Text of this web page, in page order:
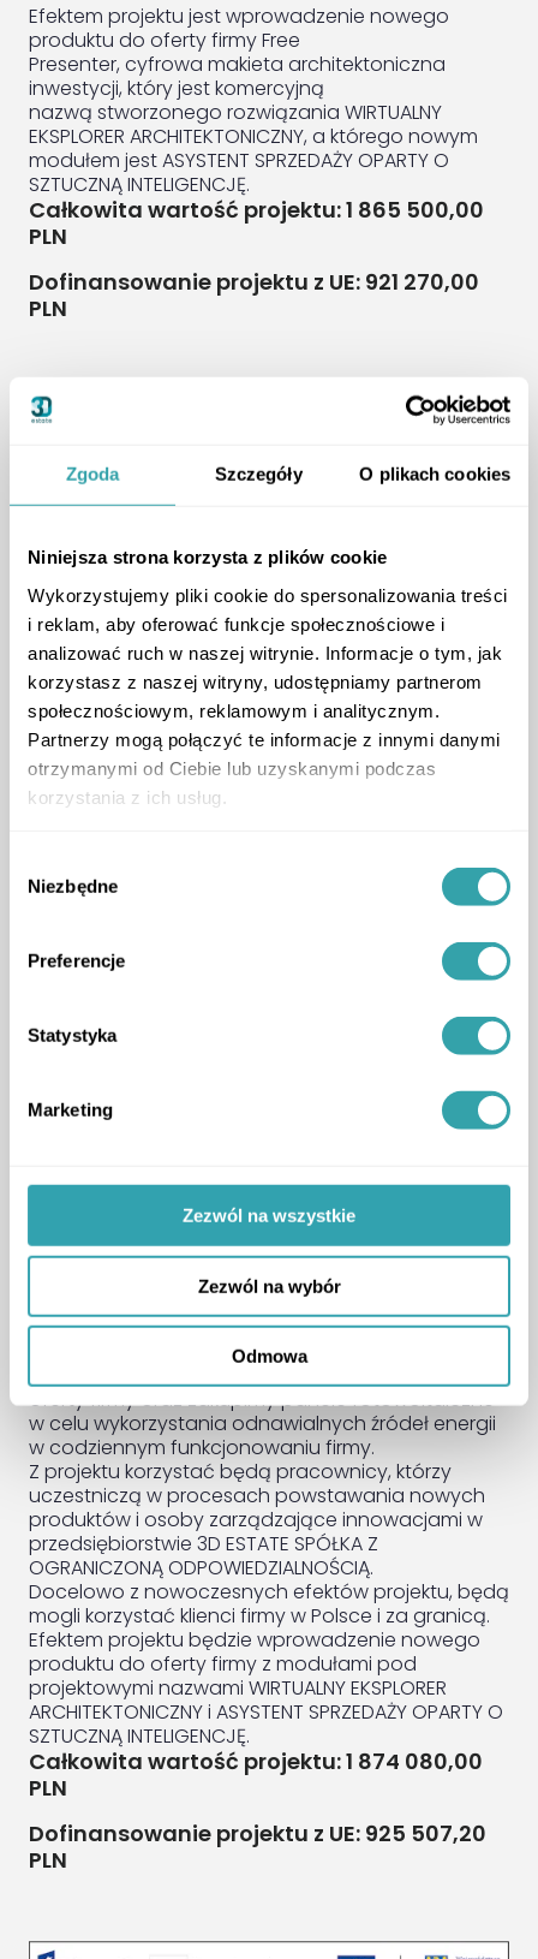
Zgoda Szczegóły O plikach cookies
Niniejsza strona korzysta z plików cookie
Wykorzystujemy pliki cookie do spersonalizowania treści
i reklam, aby oferować funkcje społecznościowe i
analizować ruch w naszej witrynie. Informacje o tym, jak
korzystasz z naszej witryny, udostępniamy partnerom
społecznościowym, reklamowym i analitycznym.
Partnerzy mogą połączyć te informacje z innymi danymi
otrzymanymi od Ciebie lub uzyskanymi podczas
korzystania z ich usług.
zgody
Niezbędne
Preferencje
Statystyka
Marketing
Zezwól na wszystkie
Zezwól na wybór
Odmowa
Efektem projektu jest wprowadzenie nowego
produktu do oferty firmy Free
Presenter, cyfrowa makieta architektoniczna
inwestycji, który jest komercyjną
nazwą stworzonego rozwiązania WIRTUALNY
EKSPLORER ARCHITEKTONICZNY, a którego nowym
modułem jest ASYSTENT SPRZEDAŻY OPARTY O
SZTUCZNĄ INTELIGENCJĘ.
Całkowita wartość projektu: 1 865 500,00
PLN
Dofinansowanie projektu z UE: 921 270,00
PLN
Firma 3D Estate Sp. z
o.o. w latach 2023-
2024 realizuje
dofinansowany z
Funduszy
„Wprowadzenie nowego
szansą na wzrost jej
konkurencyjności.”
Projekt realizujemy, aby wzmocnić potencjał i
wprowadzić innowacyjne rozwiązania w
W projekcie planujemy utworzyć nowe miejsca
pracy. Kupimy wartości niematerialne i prawne,
które posłużą do wdrożenia nowego produktu do
oferty firmy oraz zakupimy panele fotowoltaiczne
w celu wykorzystania odnawialnych źródeł energii
w codziennym funkcjonowaniu firmy.
Z projektu korzystać będą pracownicy, którzy
uczestniczą w procesach powstawania nowych
produktów i osoby zarządzające innowacjami w
przedsiębiorstwie 3D ESTATE SPÓŁKA Z
OGRANICZONĄ ODPOWIEDZIALNOŚCIĄ.
Docelowo z nowoczesnych efektów projektu, będą
mogli korzystać klienci firmy w Polsce i za granicą.
Efektem projektu będzie wprowadzenie nowego
produktu do oferty firmy z modułami pod
projektowymi nazwami WIRTUALNY EKSPLORER
ARCHITEKTONICZNY i ASYSTENT SPRZEDAŻY OPARTY O
SZTUCZNĄ INTELIGENCJĘ.
Całkowita wartość projektu: 1 874 080,00
PLN
Dofinansowanie projektu z UE: 925 507,20
PLN